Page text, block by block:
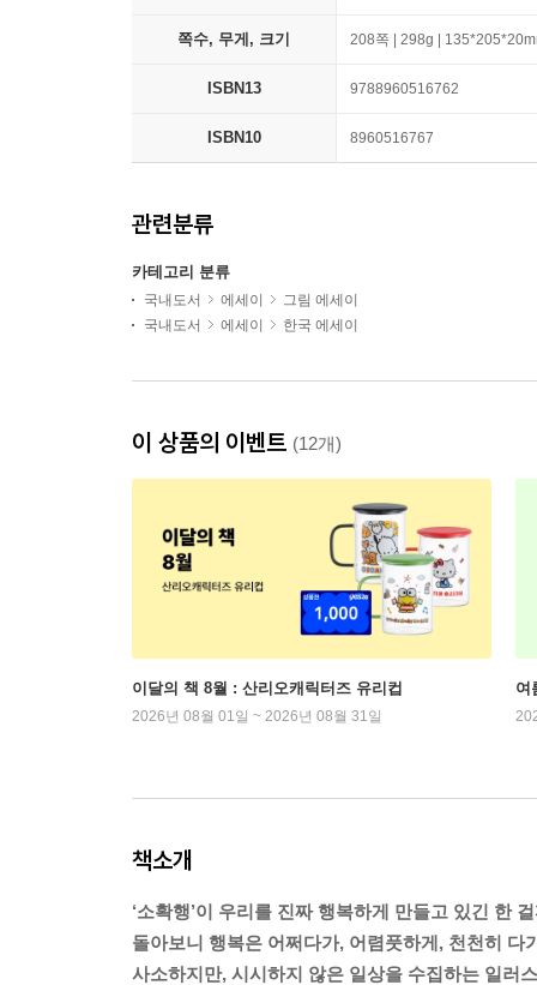
쪽수, 무게, 크기 208쪽 | 298g |
ISBN13 9788960516762
ISBN10 8960516767
관련분류
카테고리 분류
국내도서 에세이
그림 에세이
국내도서
에세이 한국 에세이
이 상품의 이벤트 (12개)
이달의 책 8월 : 산리오캐릭터즈 유리컵
2026년 08월 01일 ~ 2026년 08월 31일
여
책소개
‘소확행’이 우리를 진짜 행복하게 만들고 있긴 한
돌아보니 행복은 어쩌다가, 어렴풋하게, 천천히 다
사소하지만, 시시하지 않은 일상을 수집하는 일러